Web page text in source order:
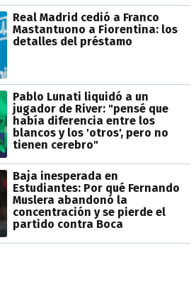
Real Madrid cedió a Franco
Mastantuono a Fiorentina: los
detalles del préstamo
Pablo Lunati liquidó a un
jugador de River: "pensé que
había diferencia entre los
blancos y los 'otros', pero no
tienen cerebro"
Baja inesperada en
Estudiantes: Por qué Fernando
Muslera abandonó la
concentración y se pierde el
partido contra Boca